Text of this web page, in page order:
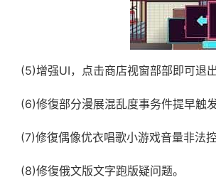
(5)增强UI，点击商店视窗部部即可退出
(6)修復部分漫展混乱度事务件提早触
(7)修復偶像优衣唱歌小游戏音量非法
(8)修復俄文版文字跑版疑问题。